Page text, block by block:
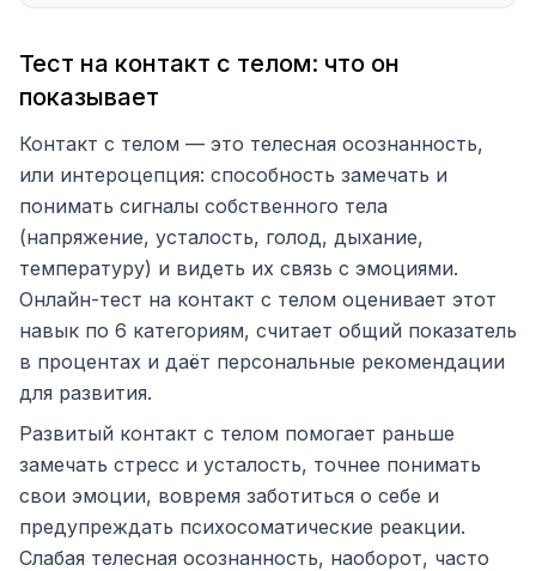
Тест на контакт с телом: что он
показывает
Контакт с телом — это телесная осознанность,
или интероцепция: способность замечать и
понимать сигналы собственного тела
(напряжение, усталость, голод, дыхание,
температуру) и видеть их связь с эмоциями.
Онлайн-тест на контакт с телом оценивает этот
навык по 6 категориям, считает общий показатель
в процентах и даёт персональные рекомендации
для развития.
Развитый контакт с телом помогает раньше
замечать стресс и усталость, точнее понимать
свои эмоции, вовремя заботиться о себе и
предупреждать психосоматические реакции.
Слабая телесная осознанность, наоборот, часто